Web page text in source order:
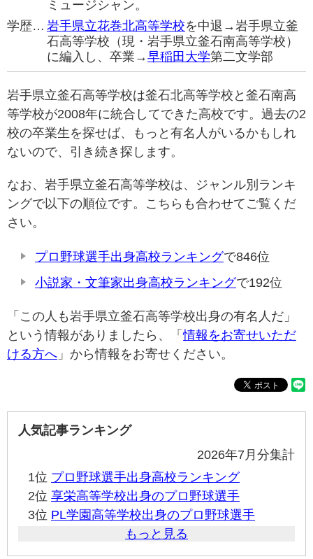
ミュージシャン。
学歴… 岩手県立花巻北高等学校を中退→岩手県立釜
石高等学校（現・岩手県立釜石南高等学校）
に編入し、卒業→早稲田大学第二文学部
岩手県立釜石高等学校は釜石北高等学校と釜石南高
等学校が2008年に統合してできた高校です。過去の2
校の卒業生を探せば、もっと有名人がいるかもしれ
ないので、引き続き探します。
なお、岩手県立釜石高等学校は、ジャンル別ランキ
ングで以下の順位です。こちらも合わせてご覧くだ
さい。
プロ野球選手出身高校ランキングで846位
小説家・文筆家出身高校ランキングで192位
「この人も岩手県立釜石高等学校出身の有名人だ」
という情報がありましたら、「情報をお寄せいただ
ける方へ 」から情報をお寄せください。
人気記事ランキング
2026年7月分集計
1位 プロ野球選手出身高校ランキング
2位 享栄高等学校出身のプロ野球選手
3位 PL学園高等学校出身のプロ野球選手
もっと見る